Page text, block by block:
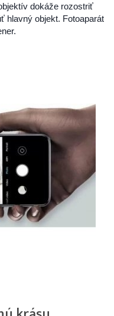
dokáže rozostriť
hlavný objekt. Fotoaparát